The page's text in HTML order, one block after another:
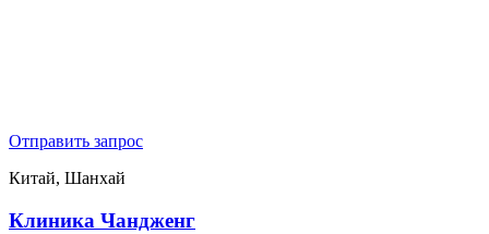
Отправить запрос
Китай, Шанхай
Клиника Чандженг